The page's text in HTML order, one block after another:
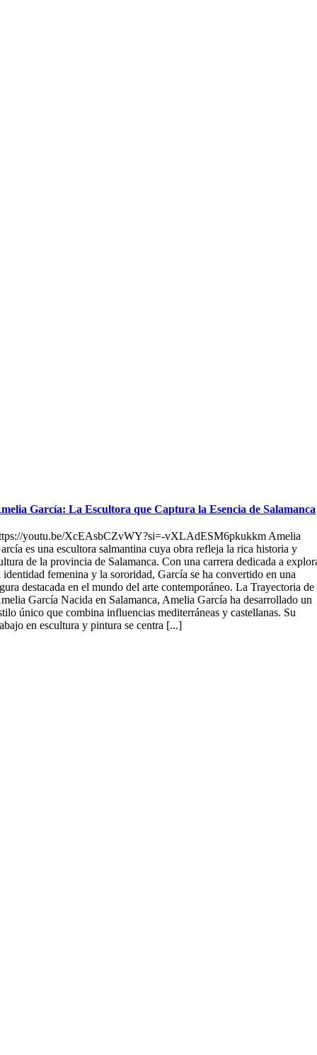
García: La Escultora que Captura la Esencia de Salamanca
youtu.be/XcEAsbCZvWY?si=-vXLAdESM6pkukkm Amelia
es una escultora salmantina cuya obra refleja la rica historia y
de la provincia de Salamanca. Con una carrera dedicada a
identidad femenina y la sororidad, García se ha convertido en una
destacada en el mundo del arte contemporáneo. La Trayectoria de
García Nacida en Salamanca, Amelia García ha desarrollado un
único que combina influencias mediterráneas y castellanas. Su
en escultura y pintura se centra [...]